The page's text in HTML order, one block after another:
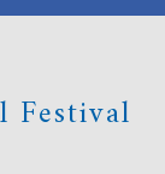
Festival